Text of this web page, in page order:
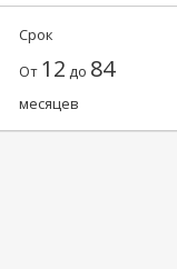
Срок
От 12 до 84
месяцев